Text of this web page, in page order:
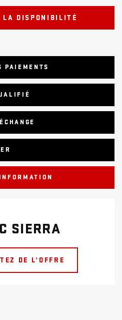
LA DISPONIBILITÉ
PAIEMENTS
SIERRA
DE L'OFFRE